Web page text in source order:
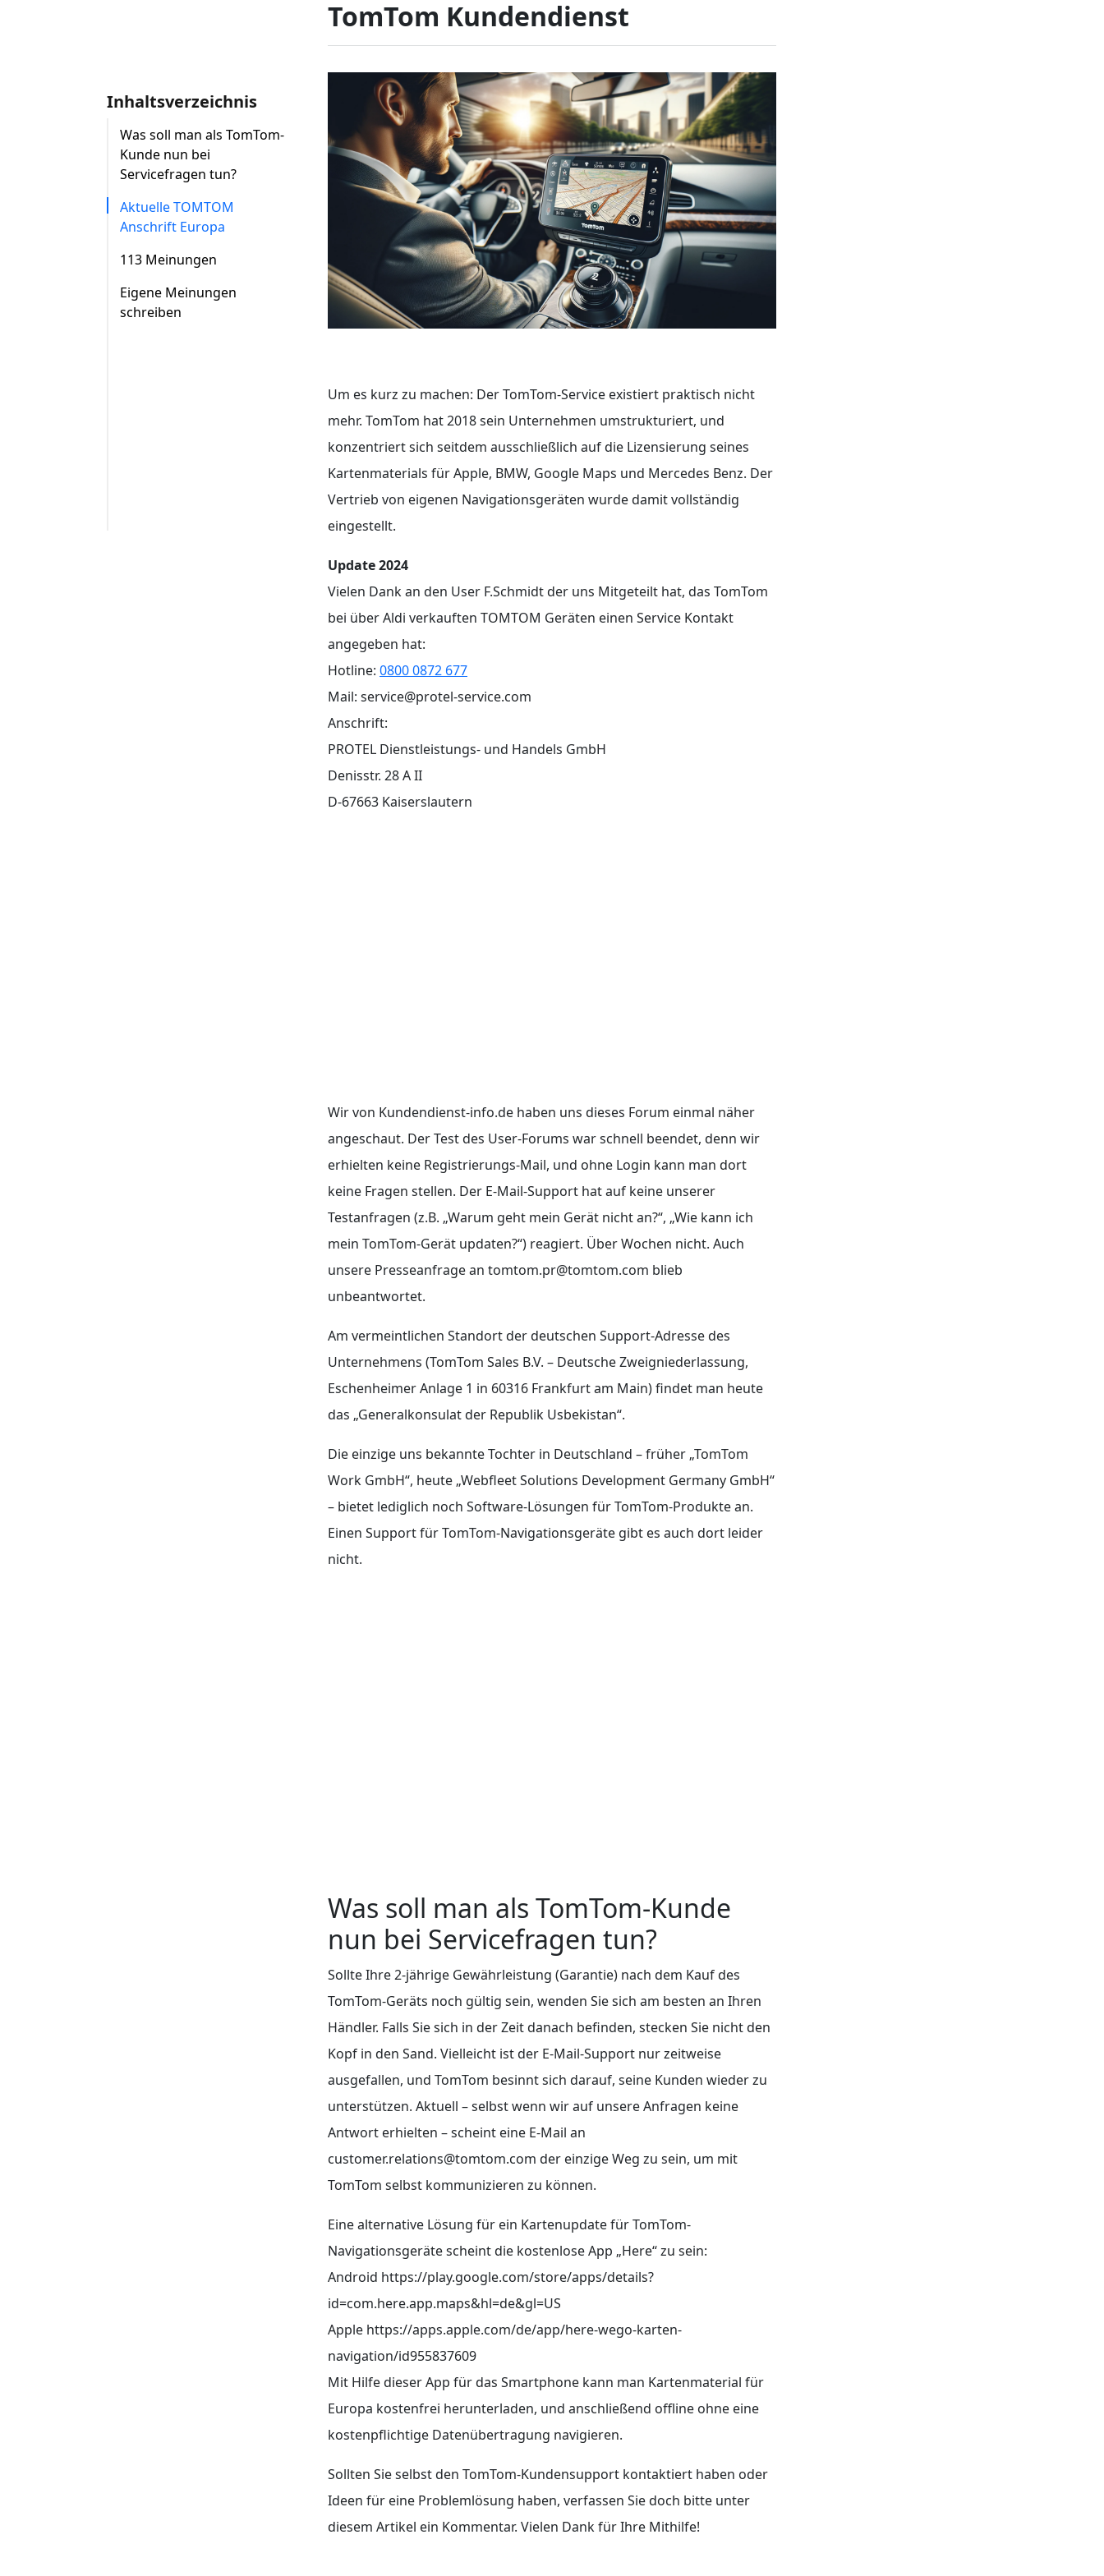
TomTom Kundendienst
Inhaltsverzeichnis
Was soll man als TomTom-
Kunde nun bei
Servicefragen tun?
Aktuelle TOMTOM
Anschrift Europa
113 Meinungen
Eigene Meinungen
schreiben
Um es kurz zu machen: Der TomTom-Service existiert praktisch nicht
mehr. TomTom hat 2018 sein Unternehmen umstrukturiert, und
konzentriert sich seitdem ausschließlich auf die Lizensierung seines
Kartenmaterials für Apple, BMW, Google Maps und Mercedes Benz. Der
Vertrieb von eigenen Navigationsgeräten wurde damit vollständig
eingestellt.
Update 2024
Vielen Dank an den User F.Schmidt der uns Mitgeteilt hat, das TomTom
bei über Aldi verkauften TOMTOM Geräten einen Service Kontakt
angegeben hat:
Hotline: 0800 0872 677
Mail: service@protel-service.com
Anschrift:
PROTEL Dienstleistungs- und Handels GmbH
Denisstr. 28 A II
D-67663 Kaiserslautern
Wir von Kundendienst-info.de haben uns dieses Forum einmal näher
angeschaut. Der Test des User-Forums war schnell beendet, denn wir
erhielten keine Registrierungs-Mail, und ohne Login kann man dort
keine Fragen stellen. Der E-Mail-Support hat auf keine unserer
Testanfragen (z.B. „Warum geht mein Gerät nicht an?“, „Wie kann ich
mein TomTom-Gerät updaten?“) reagiert. Über Wochen nicht. Auch
unsere Presseanfrage an tomtom.pr@tomtom.com blieb
unbeantwortet.
Am vermeintlichen Standort der deutschen Support-Adresse des
Unternehmens (TomTom Sales B.V. – Deutsche Zweigniederlassung,
Eschenheimer Anlage 1 in 60316 Frankfurt am Main) findet man heute
das „Generalkonsulat der Republik Usbekistan“.
Die einzige uns bekannte Tochter in Deutschland – früher „TomTom
Work GmbH“, heute „Webfleet Solutions Development Germany GmbH“
– bietet lediglich noch Software-Lösungen für TomTom-Produkte an.
Einen Support für TomTom-Navigationsgeräte gibt es auch dort leider
nicht.
Was soll man als TomTom-Kunde
nun bei Servicefragen tun?
Sollte Ihre 2-jährige Gewährleistung (Garantie) nach dem Kauf des
TomTom-Geräts noch gültig sein, wenden Sie sich am besten an Ihren
Händler. Falls Sie sich in der Zeit danach befinden, stecken Sie nicht den
Kopf in den Sand. Vielleicht ist der E-Mail-Support nur zeitweise
ausgefallen, und TomTom besinnt sich darauf, seine Kunden wieder zu
unterstützen. Aktuell – selbst wenn wir auf unsere Anfragen keine
Antwort erhielten – scheint eine E-Mail an
customer.relations@tomtom.com der einzige Weg zu sein, um mit
TomTom selbst kommunizieren zu können.
Eine alternative Lösung für ein Kartenupdate für TomTom-
Navigationsgeräte scheint die kostenlose App „Here“ zu sein:
Android https://play.google.com/store/apps/details?
id=com.here.app.maps&hl=de&gl=US
Apple https://apps.apple.com/de/app/here-wego-karten-
navigation/id955837609
Mit Hilfe dieser App für das Smartphone kann man Kartenmaterial für
Europa kostenfrei herunterladen, und anschließend offline ohne eine
kostenpflichtige Datenübertragung navigieren.
Sollten Sie selbst den TomTom-Kundensupport kontaktiert haben oder
Ideen für eine Problemlösung haben, verfassen Sie doch bitte unter
diesem Artikel ein Kommentar. Vielen Dank für Ihre Mithilfe!